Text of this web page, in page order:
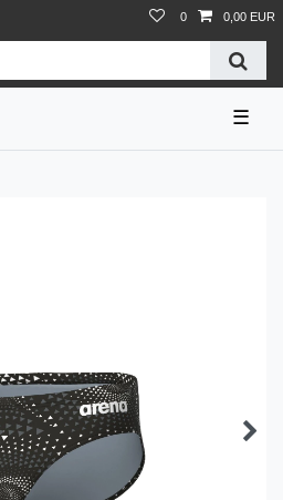
0 0,00 EUR
☰